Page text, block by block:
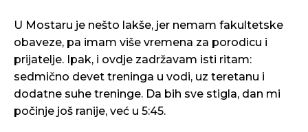
U Mostaru je nešto lakše, jer nemam fakultetske
obaveze, pa imam više vremena za porodicu i
prijatelje. Ipak, i ovdje zadržavam isti ritam:
sedmično devet treninga u vodi, uz teretanu i
dodatne suhe treninge. Da bih sve stigla, dan mi
počinje još ranije, već u 5:45.